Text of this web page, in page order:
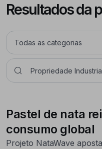
Resultados da
Pastel de nata
consumo global
Projeto NataWave